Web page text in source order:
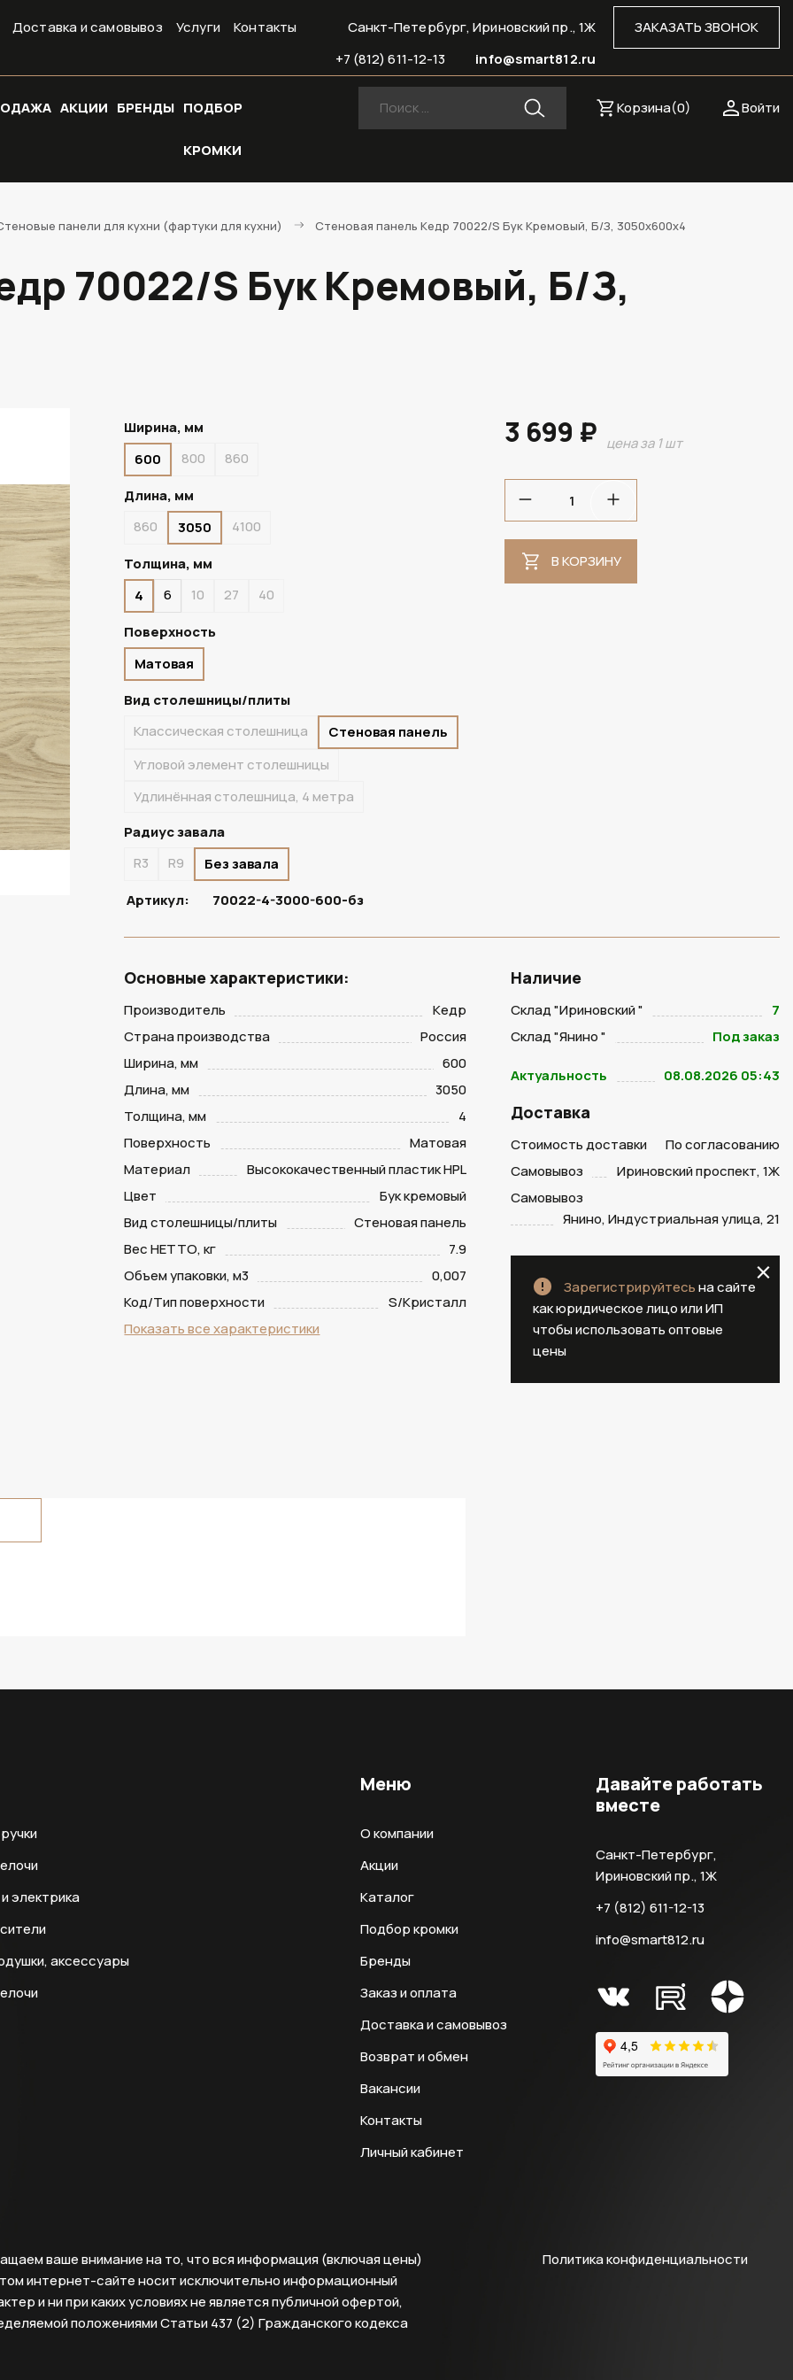
Доставка и самовывоз Услуги Контакты ЗАКАЗАТЬ ЗВОНОК
Санкт-Петербург, Ириновский пр., 1Ж
info@smart812.ru
+7 (812) 611-12-13
АКЦИИ БРЕНДЫ ПОДБОР
КРОМКИ
Войти
Корзина(0)
панели для кухни (фартуки для кухни) Стеновая панель Кедр 70022/S Бук Кремовый, Б/З, 3050х600х4
70022/S Бук Кремовый, Б/З,
В НАЛИЧИИ
Ширина, мм
600
800
860
Длина, мм
860
3050
4100
Толщина, мм
4
6 10 27
40
Поверхность
Матовая
Вид столешницы/плиты
Классическая столешница
Стеновая панель
Угловой элемент столешницы
Удлинённая столешница, 4 метра
Радиус завала
R3
R9
Без завала
Артикул:
70022-4-3000-600-бз
3 699 ₽ цена за 1 шт
В КОРЗИНУ
Основные характеристики:
Производитель
Кедр
Страна производства
Россия
Ширина, мм
600
Длина, мм
3050
Толщина, мм
4
Поверхность
Матовая
Материал
Высококачественный пластик HPL
Цвет
Бук кремовый
Вид столешницы/плиты
Стеновая панель
Вес НЕТТО, кг
7.9
Объем упаковки, м3
0,007
Код/Тип поверхности
S/Кристалл
Показать все характеристики
Наличие
Склад "Ириновский "
7
Склад "Янино "
Под заказ
Актуальность 08.08.2026 05:43
Доставка
Стоимость доставки
По согласованию
Самовывоз
Ириновский проспект, 1Ж
Самовывоз
Янино, Индустриальная улица, 21
Зарегистрируйтесьна сайте
как юридическое лицо или ИП
чтобы использовать оптовые
цены
электрика
аксессуары
Меню
О компании
Акции
Каталог
Подбор кромки
Бренды
Заказ и оплата
Доставка и самовывоз
Возврат и обмен
Вакансии
Контакты
Личный кабинет
Давайте работать
вместе
Санкт-Петербург,
Ириновский пр., 1Ж
+7 (812) 611-12-13
info@smart812.ru
Политика конфиденциальности
ваше внимание на то, что вся информация (включая цены)
интернет-сайте носит исключительно информационный
и ни при каких условиях не является публичной офертой,
положениями Статьи 437 (2) Гражданского кодекса